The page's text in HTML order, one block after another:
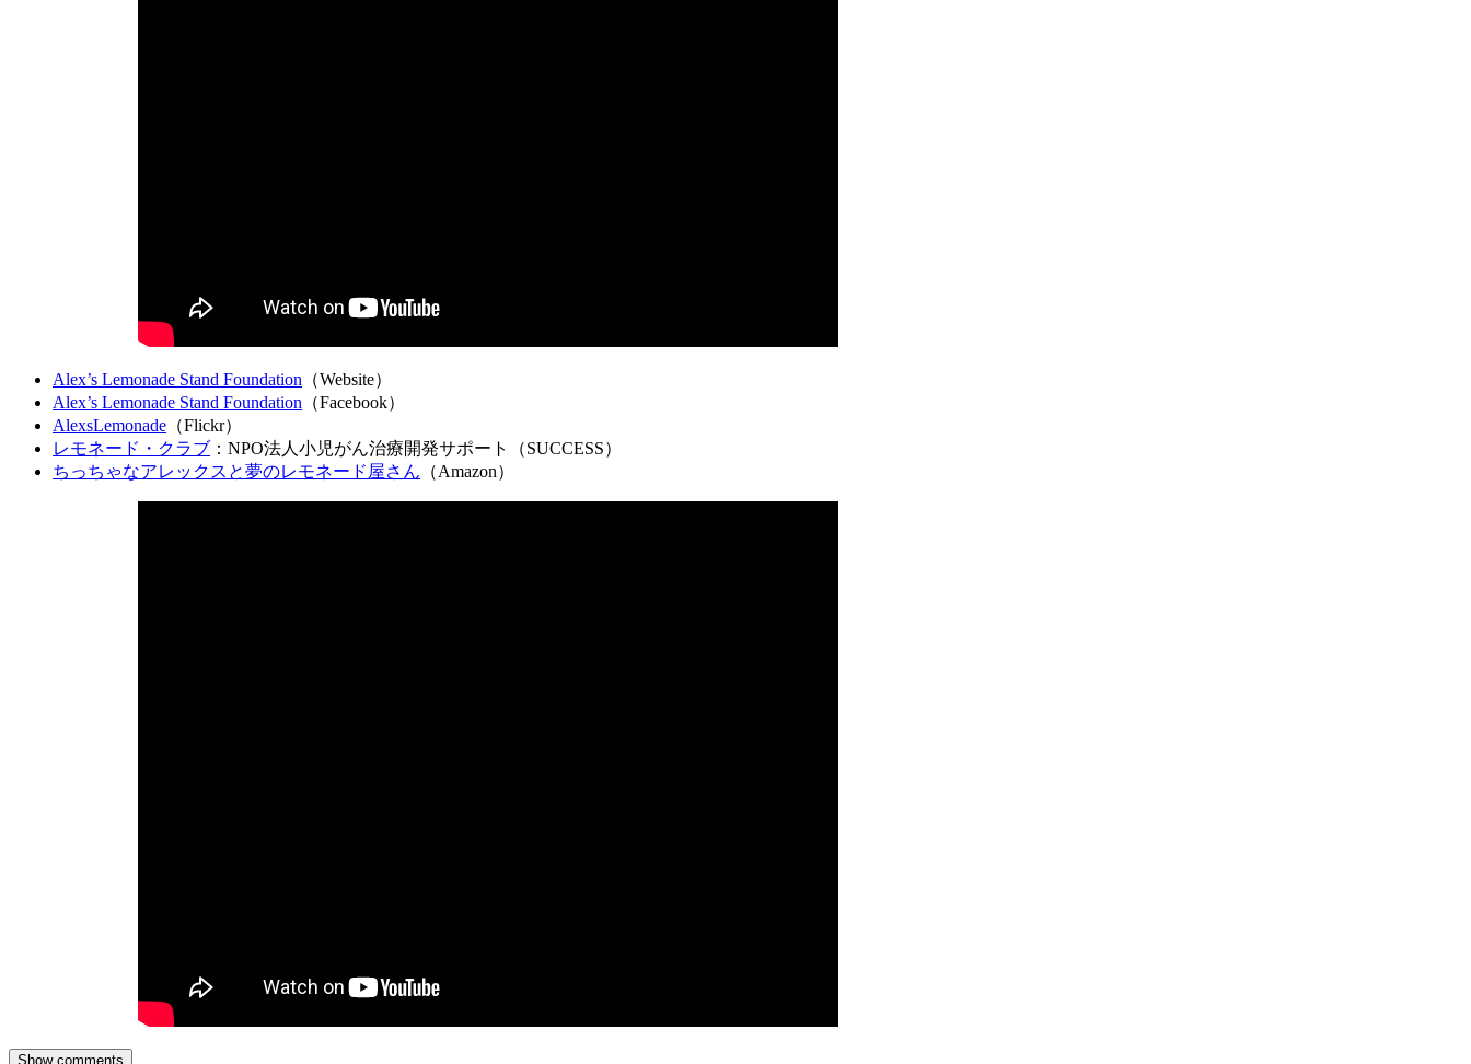
Alex’s Lemonade Stand Foundation （Website）
Alex’s Lemonade Stand Foundation （Facebook）
AlexsLemonade （Flickr）
レモネード・クラブ ：NPO法人小児がん治療開発サポート（SUCCESS）
ちっちゃなアレックスと夢のレモネード屋さん （Amazon）
Show comments